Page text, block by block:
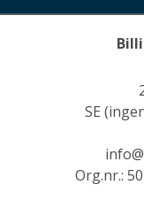
SE
Org.nr.: